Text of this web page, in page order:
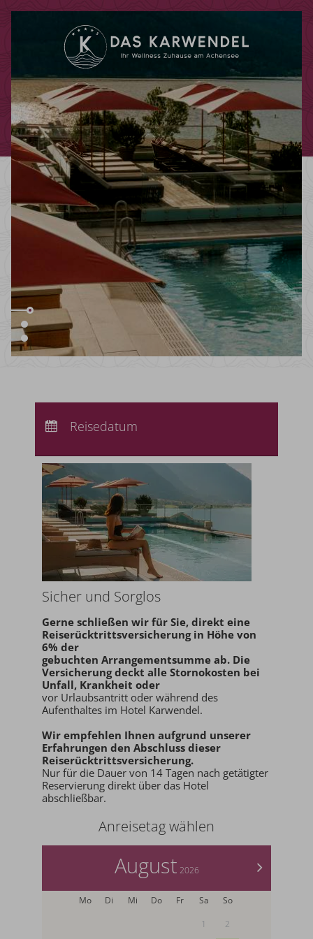
Abreise:keine Auswahl
Reisedatum
Sicher und Sorglos
Gerne schließen wir für Sie, direkt eine
Reiserücktrittsversicherung in Höhe von
6% der
gebuchten Arrangementsumme ab. Die
Versicherung deckt alle Stornokosten bei
Unfall, Krankheit oder
vor Urlaubsantritt oder während des
Aufenthaltes im Hotel Karwendel.
Wir empfehlen Ihnen aufgrund unserer
Erfahrungen den Abschluss dieser
Reiserücktrittsversicherung.
Nur für die Dauer von 14 Tagen nach getätigter
Reservierung direkt über das Hotel
abschließbar.
Anreisetag wählen
>
August 2026
Mo Di Mi Do Fr Sa
So
1
2
Codes einlösen
Hier können Sie Ihre Aktionscodes
oder Gutscheine einlösen.
Aktuell akzeptieren wir folgende
Codes:
Bonuscode
Gutscheine